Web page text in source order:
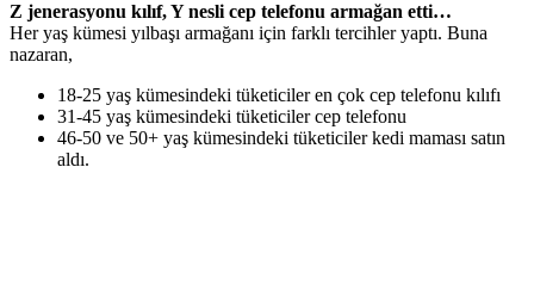
Z jenerasyonu kılıf, Y nesli cep telefonu armağan etti…
Her yaş kümesi yılbaşı armağanı için farklı tercihler yaptı. Buna
nazaran,
18-25 yaş kümesindeki tüketiciler en çok cep telefonu kılıfı
31-45 yaş kümesindeki tüketiciler cep telefonu
46-50 ve 50+ yaş kümesindeki tüketiciler kedi maması satın
aldı.